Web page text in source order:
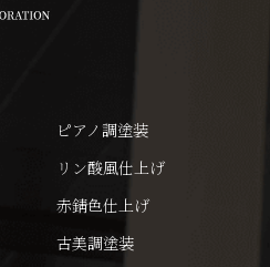
ピアノ調塗装
リン酸風仕上げ
赤錆色仕上げ
古美調塗装